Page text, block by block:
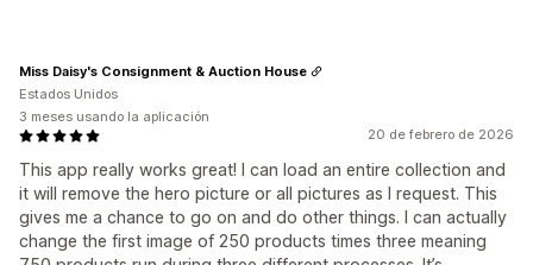
20 de febrero de 2026
This app really works great! I can load an entire collection and
it will remove the hero picture or all pictures as I request. This
gives me a chance to go on and do other things. I can actually
change the first image of 250 products times three meaning
Miss Daisy's Consignment & Auction House
Estados Unidos
3 meses usando la aplicación